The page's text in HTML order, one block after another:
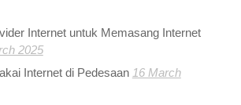
Internet untuk Memasang Internet
2025
Internet di Pedesaan 16 March